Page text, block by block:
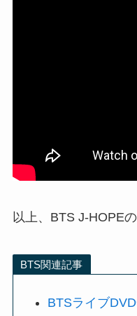
以上、BTS J-HOPE
BTS関連記事
BTSライブ